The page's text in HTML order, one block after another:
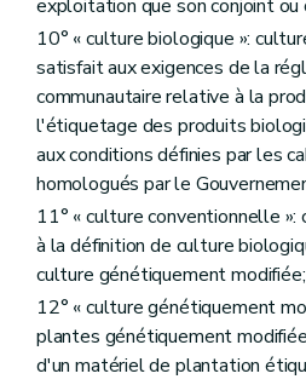
Art. D254
Art. D255
Art. D256
Chapitre III Les recours
Art. D257
Chapitre IV Les
Art. D258
Art. D259
Art. D260
Titre XI La gestion de
Chapitre Ier
Les voiries
Art. D261
Chapitre II Protection contre
Section 1re
Subsides
Art. D262
Section 2 Lutte
exploitation que son conjoint
10° « culture biologique »:
satisfait aux exigences de la
communautaire relative à la
l'étiquetage des produits
aux conditions définies par les
homologués par le
11° « culture conventionnelle
à la définition de culture
culture génétiquement modifiée;
12° « culture génétiquement
plantes génétiquement
d'un matériel de plantation